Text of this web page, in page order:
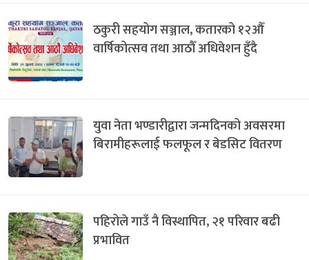
ठकुरी सहयोग सञ्जाल, कतारको १२औँ
वार्षिकोत्सव तथा आठौँ अधिवेशन हुँदै
युवा नेता भण्डारीद्वारा जन्मदिनको अवसरमा
बिरामीहरूलाई फलफूल र बेडसिट वितरण
पहिरोले गाउँ नै विस्थापित, २१ परिवार बढी
प्रभावित